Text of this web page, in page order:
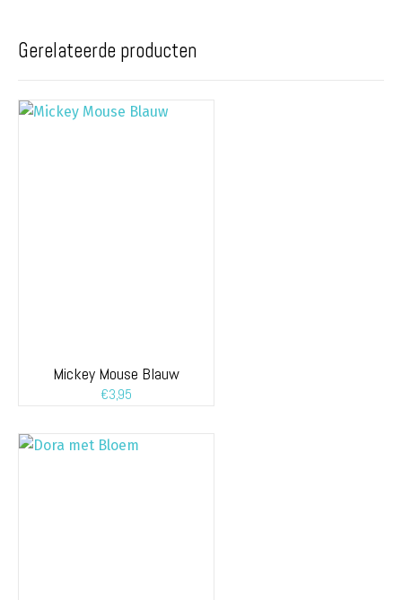
Gerelateerde producten
Mickey Mouse Blauw
€3,95